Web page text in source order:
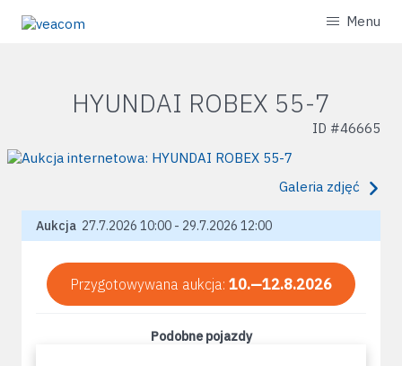
Menu
HYUNDAI ROBEX 55-7
ID #46665
Galeria zdjęć
Aukcja 27.7.2026 10:00 - 29.7.2026 12:00
Przygotowywana aukcja: 10.—12.8.2026
Podobne pojazdy